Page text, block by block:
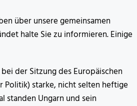
über unsere gemeinsamen
halte Sie zu informieren. Einige
der Sitzung des Europäischen
Politik) starke, nicht selten heftige
standen Ungarn und sein